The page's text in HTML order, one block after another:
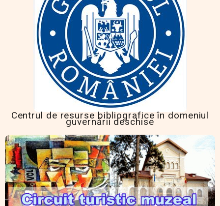
Centrul de resurse bibliografice în domeniul
guvernării deschise